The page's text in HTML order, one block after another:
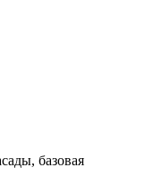
базовая